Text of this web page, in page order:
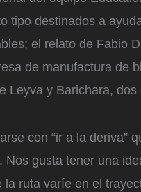
tipo destinados a
el relato de Fabio
de manufactura de
Leyva y Barichara,
con “ir a la deriva”
gusta tener una
ruta varíe en el